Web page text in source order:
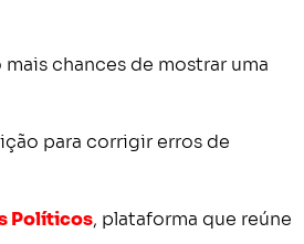
chances de mostrar uma
para corrigir erros de
Políticos, plataforma que reúne